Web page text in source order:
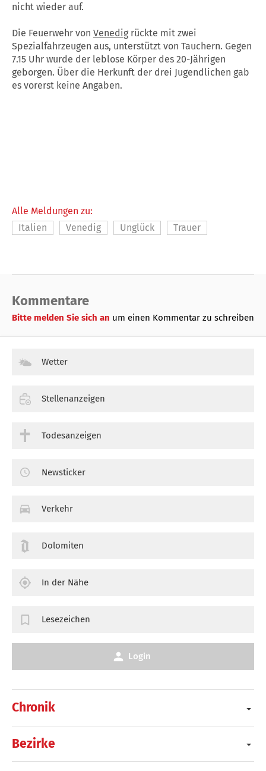
nicht wieder auf.
Die Feuerwehr von Venedigrückte mit zwei
Spezialfahrzeugen aus, unterstützt von Tauchern. Gegen
7.15 Uhr wurde der leblose Körper des 20-Jährigen
geborgen. Über die Herkunft der drei Jugendlichen gab
es vorerst keine Angaben.
Alle Meldungen zu:
Italien
Venedig Unglück Trauer
Kommentare
Bitte melden Sie sich an um einen Kommentar zu schreiben
Chronik
Bezirke
Wetter
Stellenanzeigen
Todesanzeigen
Newsticker
Verkehr
Dolomiten
In der Nähe
Lesezeichen
Login